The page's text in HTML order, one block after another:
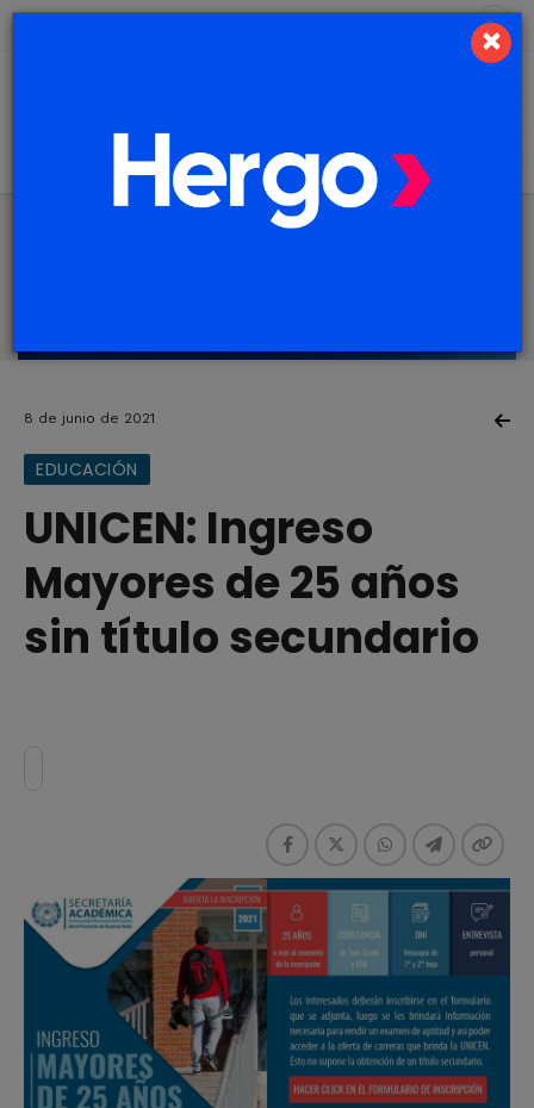
8 de junio de 2021
EDUCACIÓN
UNICEN: Ingreso
Mayores de 25 años
sin título secundario
×